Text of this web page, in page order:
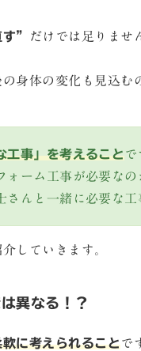
す” だけでは足りませ
身体の変化も見込む
工事」を考えること で
ーム工事が必要な
んと一緒に必要な工
していきます。
異なる！？
に考えられることで